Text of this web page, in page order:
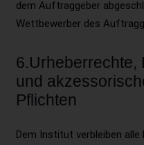
dem Auftraggeber
Wettbewerber des
6.Urheberrechte,
und
Pflichten
Dem Institut verbleiben alle